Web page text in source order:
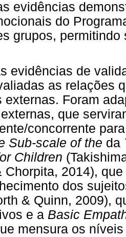
evidências
do
grupos,
evidências de
as relações
externas. Foram
que
concorrente
Sub-scale of the da
Children
Chorpita, 2014),
dos
& Quinn, 2009),
e a Basic
mensura os